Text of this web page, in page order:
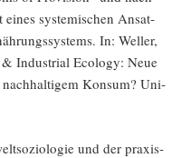
sys­te­mi­schen Ansat­
In: Wel­ler,
Indus­tri­al Eco­lo­gy: Neue
Kon­sum? Uni­
und der pra­xis­